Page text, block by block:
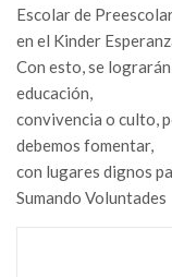
Escolar de
en el Kinder
Con esto, se
educación,
convivencia o culto,
debemos fomentar,
con lugares dignos
Sumando Voluntades